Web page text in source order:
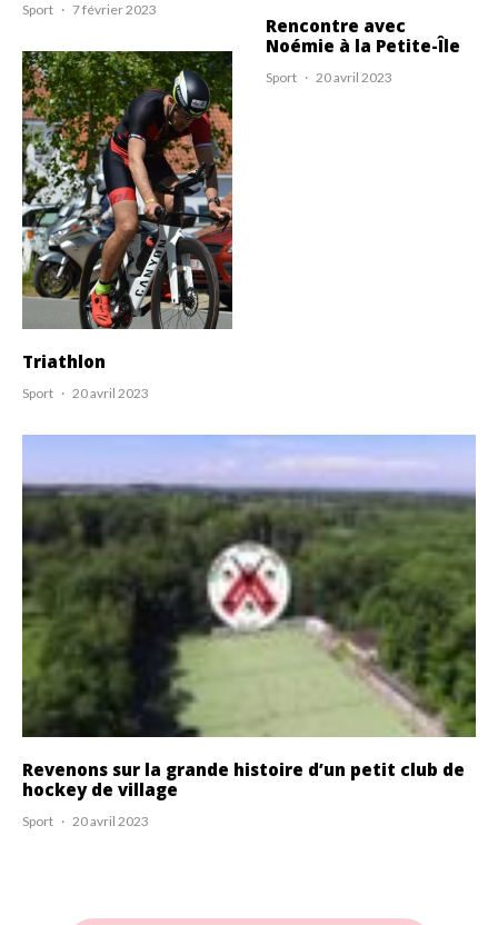
Sport · 7 février 2023
Triathlon
Sport · 20 avril 2023
Rencontre avec
Noémie à la Petite-Île
Sport · 20 avril 2023
Revenons sur la grande histoire d’un petit club de
hockey de village
Sport · 20 avril 2023